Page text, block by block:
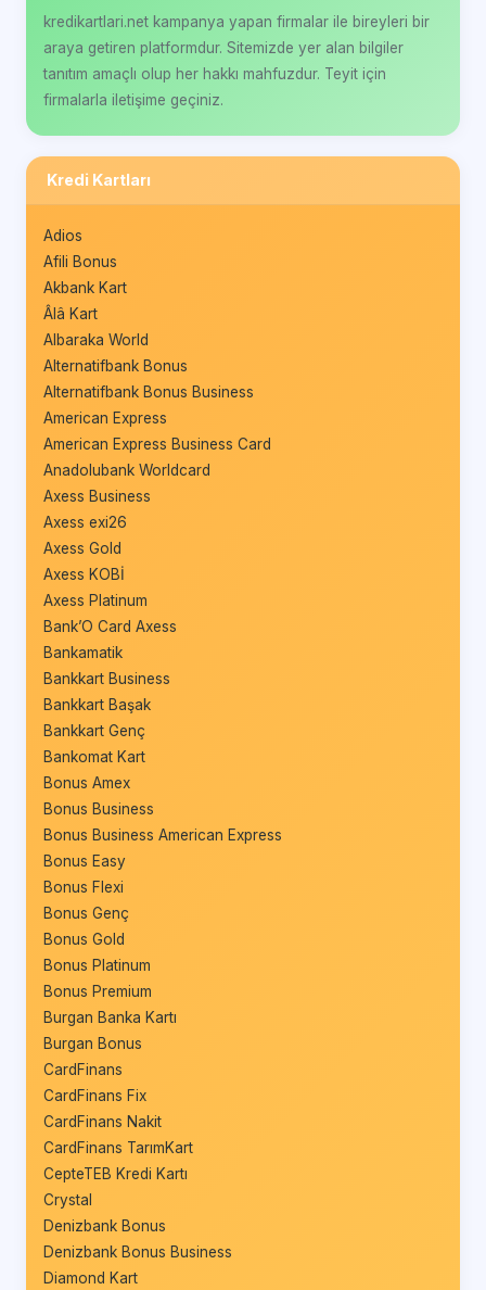
kredikartlari.net kampanya yapan firmalar ile bireyleri bir
araya getiren platformdur. Sitemizde yer alan bilgiler
tanıtım amaçlı olup her hakkı mahfuzdur. Teyit için
firmalarla iletişime geçiniz.
Kredi Kartları
Adios
Afili Bonus
Akbank Kart
Âlâ Kart
Albaraka World
Alternatifbank Bonus
Alternatifbank Bonus Business
American Express
American Express Business Card
Anadolubank Worldcard
Axess Business
Axess exi26
Axess Gold
Axess KOBİ
Axess Platinum
Bank’O Card Axess
Bankamatik
Bankkart Business
Bankkart Başak
Bankkart Genç
Bankomat Kart
Bonus Amex
Bonus Business
Bonus Business American Express
Bonus Easy
Bonus Flexi
Bonus Genç
Bonus Gold
Bonus Platinum
Bonus Premium
Burgan Banka Kartı
Burgan Bonus
CardFinans
CardFinans Fix
CardFinans Nakit
CardFinans TarımKart
CepteTEB Kredi Kartı
Crystal
Denizbank Bonus
Denizbank Bonus Business
Diamond Kart